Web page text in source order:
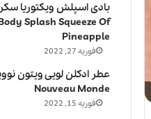
بادی اسپلش ویکتوریا
Splash Squeeze Of
Pineapple
فوریه 27, 2022
Nouveau Monde
فوریه 15, 2022